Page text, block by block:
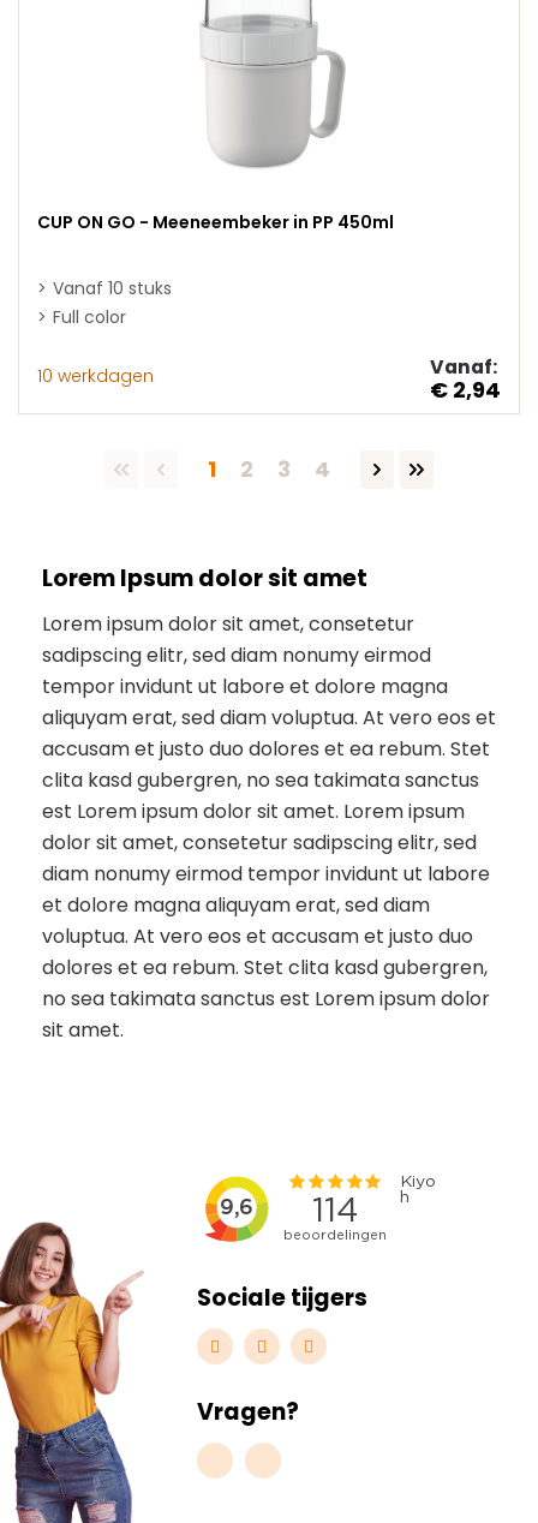
CUP ON GO - Meeneembeker in PP 450ml
Vanaf 10 stuks
Full color
10 werkdagen Vanaf:
€ 2,94
Pagina
1 Pagina
2 Pagina
3 Pagina
4
Lorem Ipsum dolor sit amet
Lorem ipsum dolor sit amet, consetetur
sadipscing elitr, sed diam nonumy eirmod
tempor invidunt ut labore et dolore magna
aliquyam erat, sed diam voluptua. At vero eos et
accusam et justo duo dolores et ea rebum. Stet
clita kasd gubergren, no sea takimata sanctus
est Lorem ipsum dolor sit amet. Lorem ipsum
dolor sit amet, consetetur sadipscing elitr, sed
diam nonumy eirmod tempor invidunt ut labore
et dolore magna aliquyam erat, sed diam
voluptua. At vero eos et accusam et justo duo
dolores et ea rebum. Stet clita kasd gubergren,
no sea takimata sanctus est Lorem ipsum dolor
sit amet.
Sociale tijgers
Vragen?